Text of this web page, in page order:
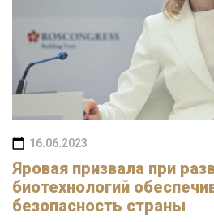
16.06.2023
Яровая призвала при
биотехнологий
безопасность страны